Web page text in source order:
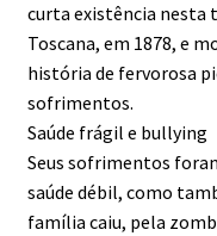
curta existência nesta
Toscana, em 1878, e
história de fervorosa
sofrimentos.
Saúde frágil e bullying
Seus sofrimentos
saúde débil, como
família caiu, pela